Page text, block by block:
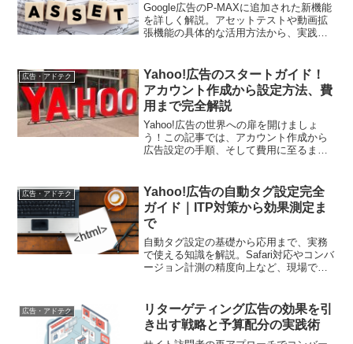
Google広告のP-MAXに追加された新機能
を詳しく解説。アセットテストや動画拡
張機能の具体的な活用方法から、実践的
広告・アドテク
Yahoo!広告のスタートガイド！
アカウント作成から設定方法、費
用まで完全解説
Yahoo!広告の世界への扉を開けましょ
う！この記事では、アカウント作成から
広告設定の手順、そして費用に至るま
ンペーンを展開するための基本を身につ
けましょう。
広告・アドテク
Yahoo!広告の自動タグ設定完全
ガイド｜ITP対策から効果測定ま
で
自動タグ設定の基礎から応用まで、実務
で使える知識を解説。Safari対応やコンバ
ージョン計測の精度向上など、現場で役
広告・アドテク
リターゲティング広告の効果を引
き出す戦略と予算配分の実践術